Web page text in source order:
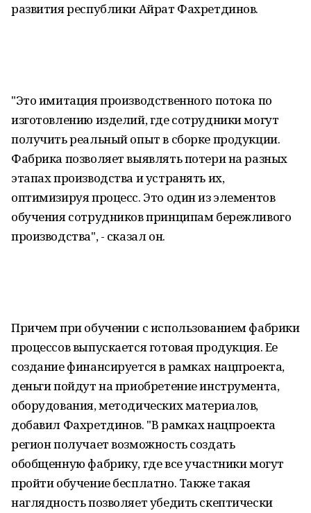
развития республики Айрат Фахретдинов.
"Это имитация производственного потока по
изготовлению изделий, где сотрудники могут
получить реальный опыт в сборке продукции.
Фабрика позволяет выявлять потери на разных
этапах производства и устранять их,
оптимизируя процесс. Это один из элементов
обучения сотрудников принципам бережливого
производства", - сказал он.
Причем при обучении с использованием фабрики
процессов выпускается готовая продукция. Ее
создание финансируется в рамках нацпроекта,
деньги пойдут на приобретение инструмента,
оборудования, методических материалов,
добавил Фахретдинов. "В рамках нацпроекта
регион получает возможность создать
обобщенную фабрику, где все участники могут
пройти обучение бесплатно. Также такая
наглядность позволяет убедить скептически